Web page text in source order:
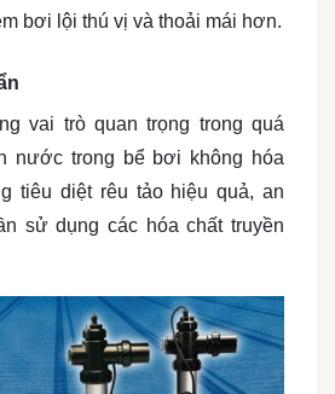
bơi lội thú vị và thoải mái hơn.
vai trò quan trọng trong quá
nước trong bể bơi không hóa
tiêu diệt rêu tảo hiệu quả, an
sử dụng các hóa chất truyền